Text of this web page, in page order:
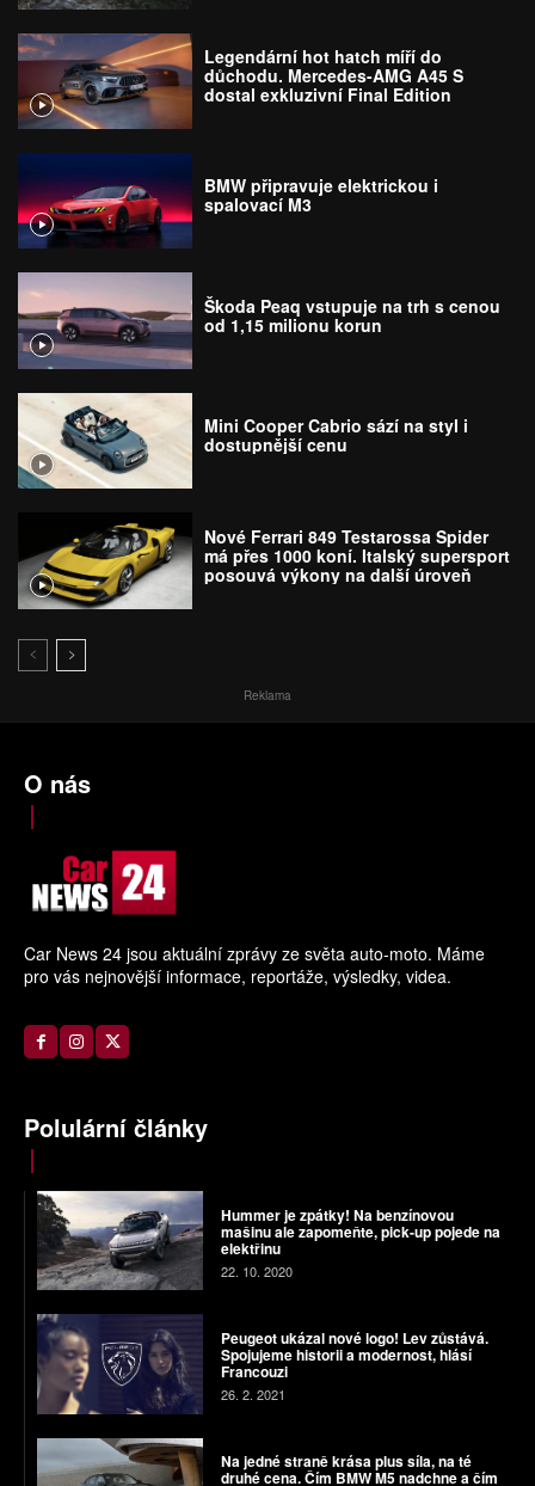
Legendární hot hatch míří do
důchodu. Mercedes-AMG A45 S
dostal exkluzivní Final Edition
BMW připravuje elektrickou i
spalovací M3
Škoda Peaq vstupuje na trh s cenou
od 1,15 milionu korun
Mini Cooper Cabrio sází na styl i
dostupnější cenu
Nové Ferrari 849 Testarossa Spider
má přes 1000 koní. Italský supersport
posouvá výkony na další úroveň
Reklama
O nás
Car News 24 jsou aktuální zprávy ze světa auto-moto. Máme
pro vás nejnovější informace, reportáže, výsledky, videa.
Polulární články
Hummer je zpátky! Na benzínovou
mašinu ale zapomeňte, pick-up pojede na
elektřinu
22. 10. 2020
Peugeot ukázal nové logo! Lev zůstává.
Spojujeme historii a modernost, hlásí
Francouzi
26. 2. 2021
Na jedné straně krása plus síla, na té
druhé cena. Čím BMW M5 nadchne a čím